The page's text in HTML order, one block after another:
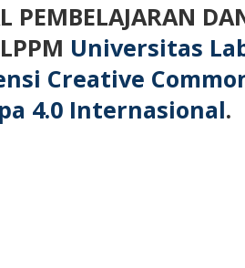
PEMBELAJARAN
Universitas
Creative
4.0 Internasional.